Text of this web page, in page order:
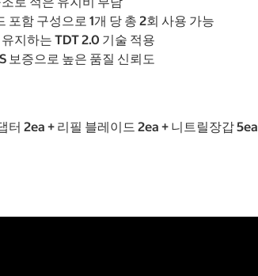
포함 구성으로 1개 당 총 2회 사용 가능
지하는 TDT 2.0 기술 적용
보증으로 높은 품질 신뢰도
터 2ea + 리필 블레이드 2ea + 니트릴장갑 5ea